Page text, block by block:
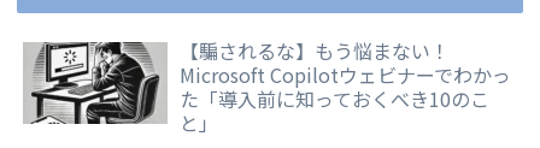
【騙されるな】もう悩まない！
Microsoft Copilotウェビナーでわかっ
た「導入前に知っておくべき10のこ
と」